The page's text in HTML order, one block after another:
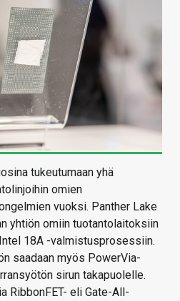
tukeutumaan yhä
omien
vuoksi. Panther Lake
yhtiön omiin tuotantolaitoksiin
18A -valmistusprosessiin.
saadaan myös PowerVia-
sirun takapuolelle.
RibbonFET- eli Gate-All-